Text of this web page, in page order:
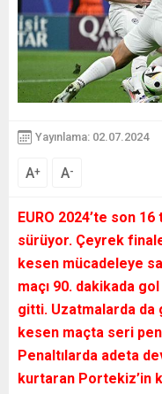
Yayınlama: 02.07.2024
A+ A-
EURO 2024’te son
sürüyor. Çeyrek
kesen mücadeleye
maçı 90. dakikada
gitti. Uzatmalarda da
kesen maçta seri
Penaltılarda adeta
kurtaran Portekiz’in